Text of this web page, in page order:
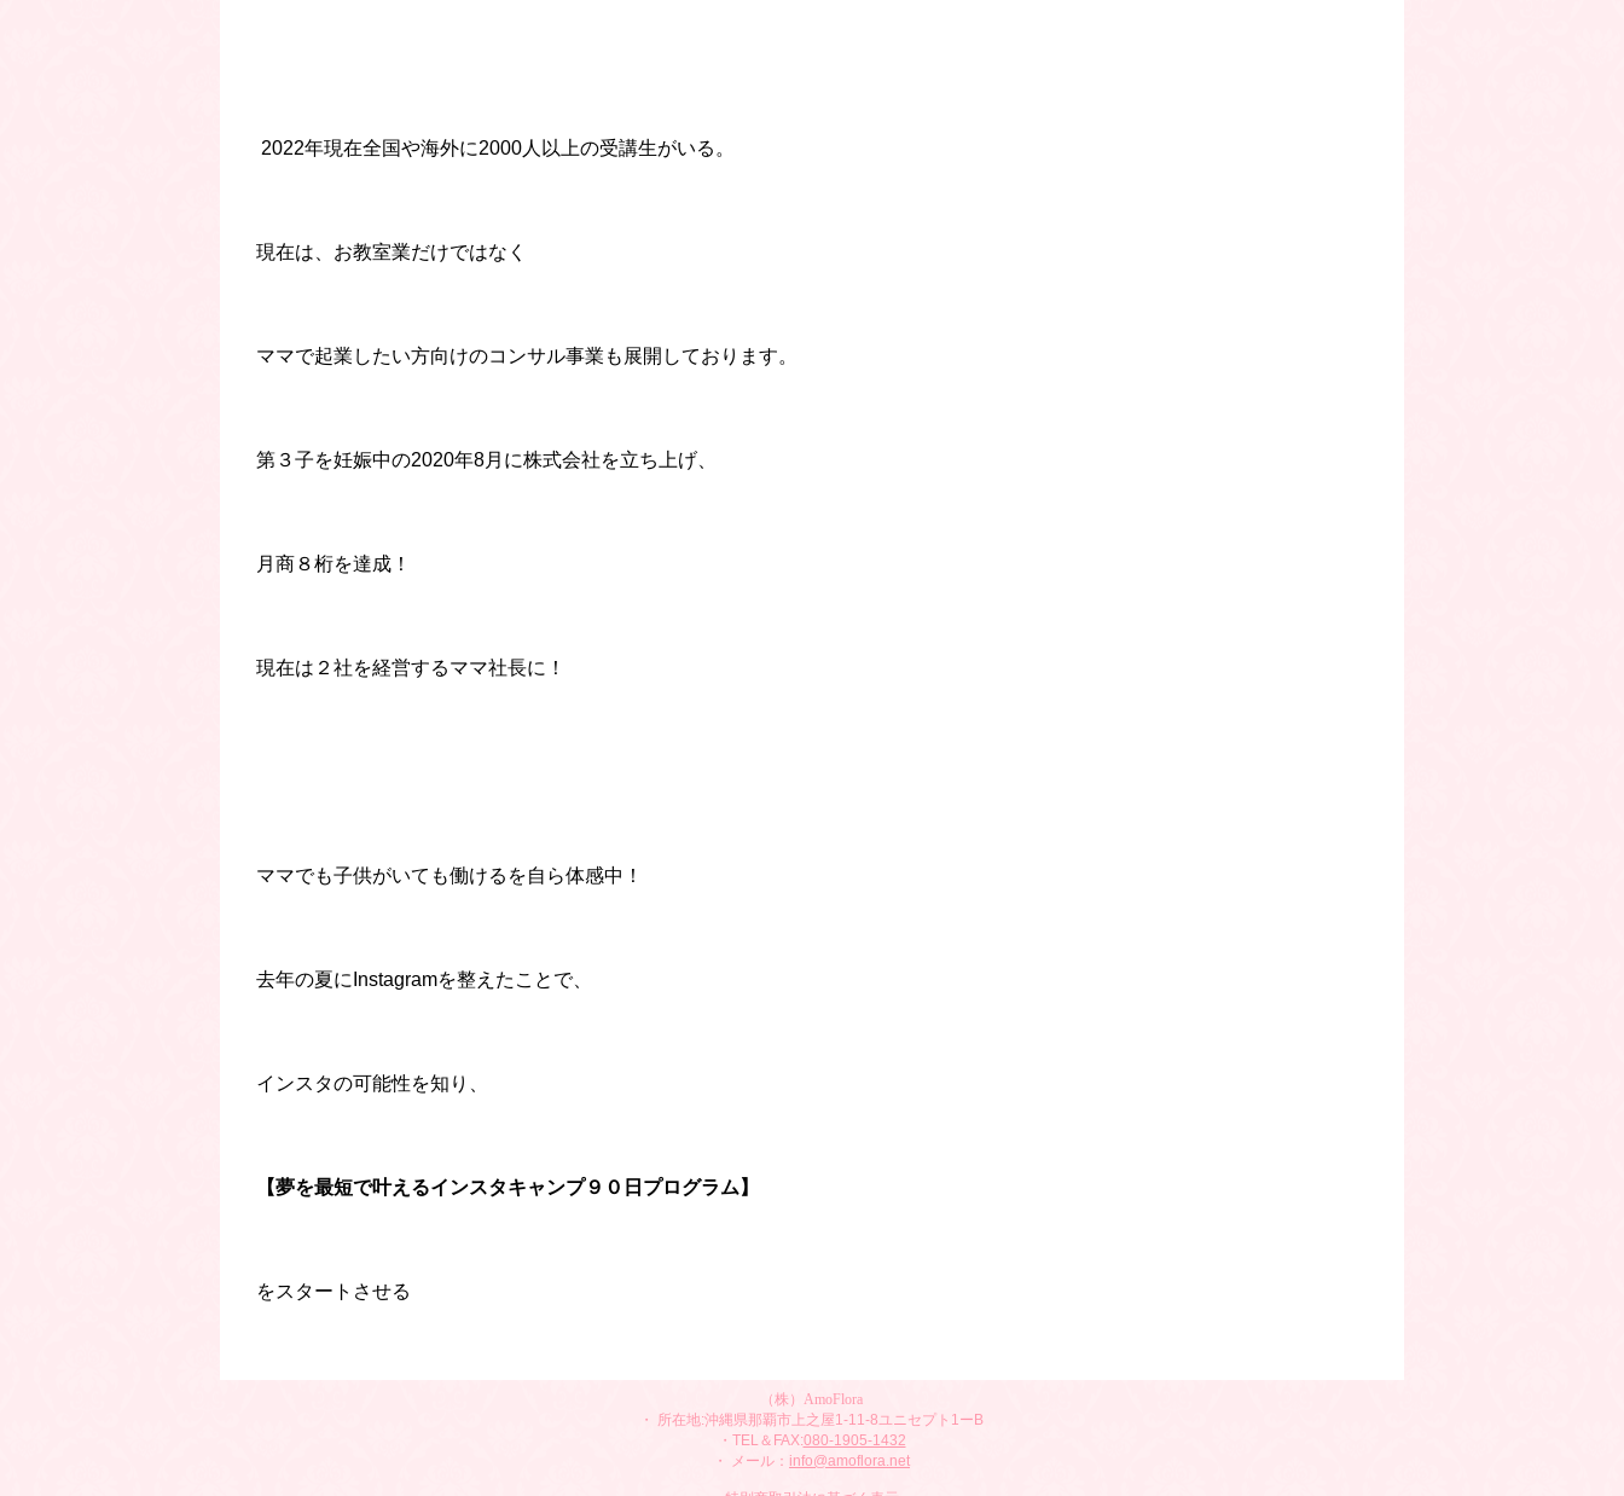
2022年現在全国や海外に2000人以上の受講生がいる。
現在は、お教室業だけではなく
ママで起業したい方向けのコンサル事業も展開しております。
第３子を妊娠中の2020年8月に株式会社を立ち上げ、
月商８桁を達成！
現在は２社を経営するママ社長に！
ママでも子供がいても働けるを自ら体感中！
去年の夏にInstagramを整えたことで、
インスタの可能性を知り、
【夢を最短で叶えるインスタキャンプ９０日プログラム】
をスタートさせる
（株）AmoFlora
・ 所在地:沖縄県那覇市上之屋1-11-8ユニセプト1ーB
・TEL＆FAX:080-1905-1432
・ メール： info@amoflora.net